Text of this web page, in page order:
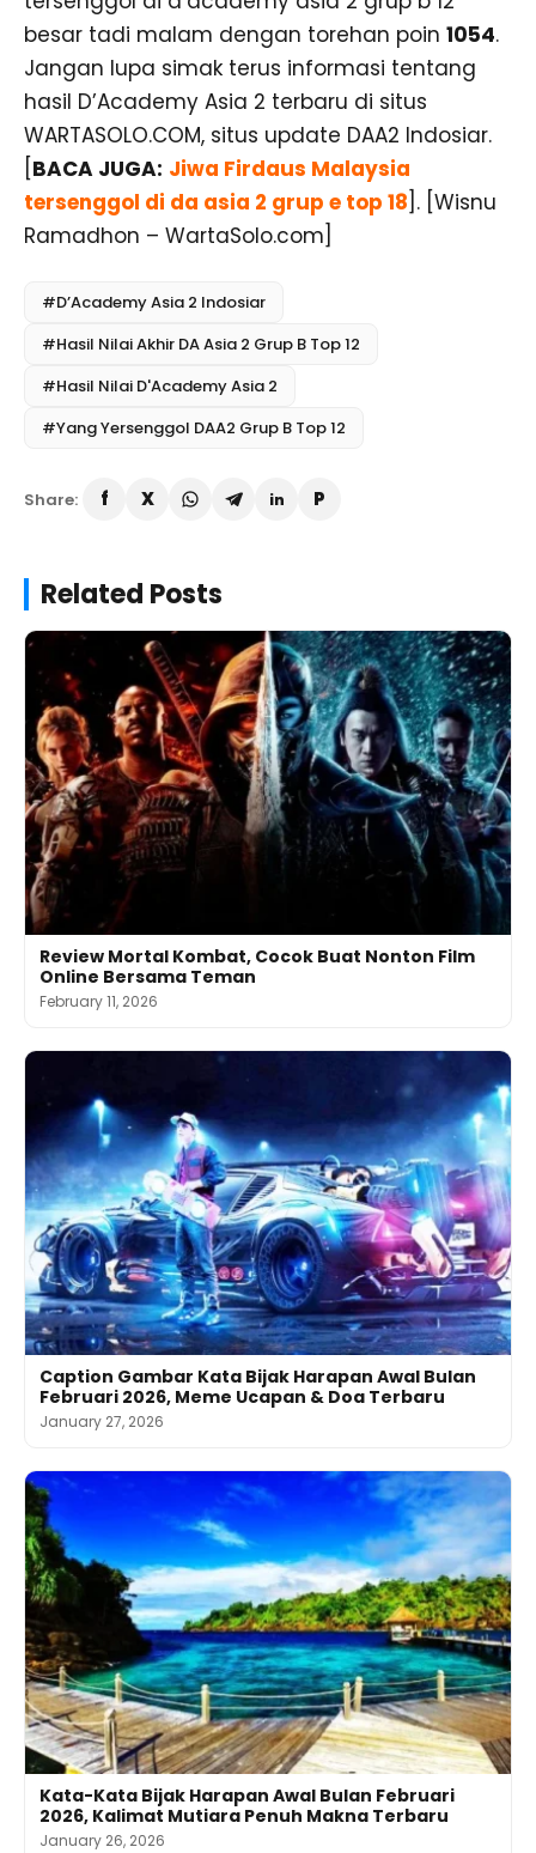
besar tadi malam dengan torehan poin 1054.
Jangan lupa simak terus informasi tentang
hasil D’Academy Asia 2 terbaru di situs
WARTASOLO.COM, situs update DAA2 Indosiar.
BACA JUGA: Jiwa Firdaus Malaysia
tersenggol di da asia 2 grup e top 18 ]. [Wisnu
Ramadhon – WartaSolo.com]
#D’Academy Asia 2 Indosiar
#Hasil Nilai Akhir DA Asia 2 Grup B Top 12
#Hasil Nilai D'Academy Asia 2
#Yang Yersenggol DAA2 Grup B Top 12
Share:
Related Posts
Review Mortal Kombat, Cocok Buat Nonton Film
Online Bersama Teman
February 11, 2026
Caption Gambar Kata Bijak Harapan Awal Bulan
Februari 2026, Meme Ucapan & Doa Terbaru
January 27, 2026
Kata-Kata Bijak Harapan Awal Bulan Februari
2026, Kalimat Mutiara Penuh Makna Terbaru
January 26, 2026